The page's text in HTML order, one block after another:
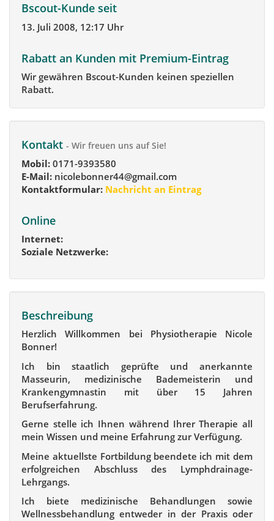
Bscout-Kunde seit
13. Juli 2008, 12:17 Uhr
Rabatt an Kunden mit Premium-Eintrag
Wir gewähren Bscout-Kunden keinen speziellen
Rabatt.
Kontakt - Wir freuen uns auf Sie!
Mobil: 0171-9393580
E-Mail: nicolebonner44@gmail.com
Kontaktformular: Nachricht an Eintrag
Online
Internet:
Soziale Netzwerke:
Beschreibung
Herzlich Willkommen bei Physiotherapie Nicole
Bonner!
Ich bin staatlich geprüfte und anerkannte
Masseurin, medizinische Bademeisterin und
Krankengymnastin mit über 15 Jahren
Berufserfahrung.
Gerne stelle ich Ihnen während Ihrer Therapie all
mein Wissen und meine Erfahrung zur Verfügung.
Meine aktuellste Fortbildung beendete ich mit dem
erfolgreichen Abschluss des Lymphdrainage-
Lehrgangs.
Ich biete medizinische Behandlungen sowie
Wellnessbehandlung entweder in der Praxis oder